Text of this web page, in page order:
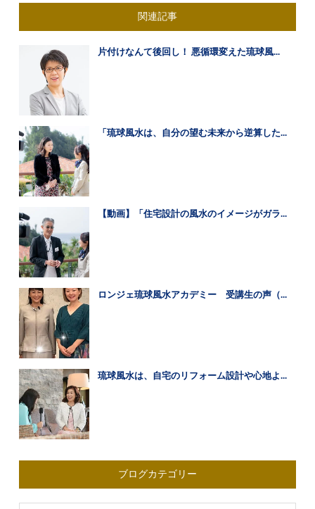
関連記事
片付けなんて後回し！ 悪循環変えた琉球風...
「琉球風水は、自分の望む未来から逆算した...
【動画】「住宅設計の風水のイメージがガラ...
ロンジェ琉球風水アカデミー 受講生の声（...
琉球風水は、自宅のリフォーム設計や心地よ...
ブログカテゴリー